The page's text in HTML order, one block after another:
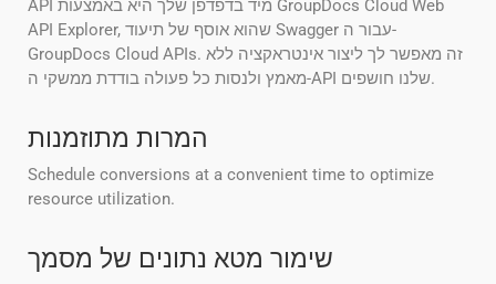
API מיד בדפדפן שלך היא באמצעות GroupDocs Cloud Web
API Explorer, שהוא אוסף של תיעוד Swagger עבור ה-
GroupDocs Cloud APIs. זה מאפשר לך ליצור אינטראקציה ללא
מאמץ ולנסות כל פעולה בודדת ממשקי ה-API שלנו חושפים.
המרות מתוזמנות
Schedule conversions at a convenient time to optimize
resource utilization.
שימור מטא נתונים של מסמך